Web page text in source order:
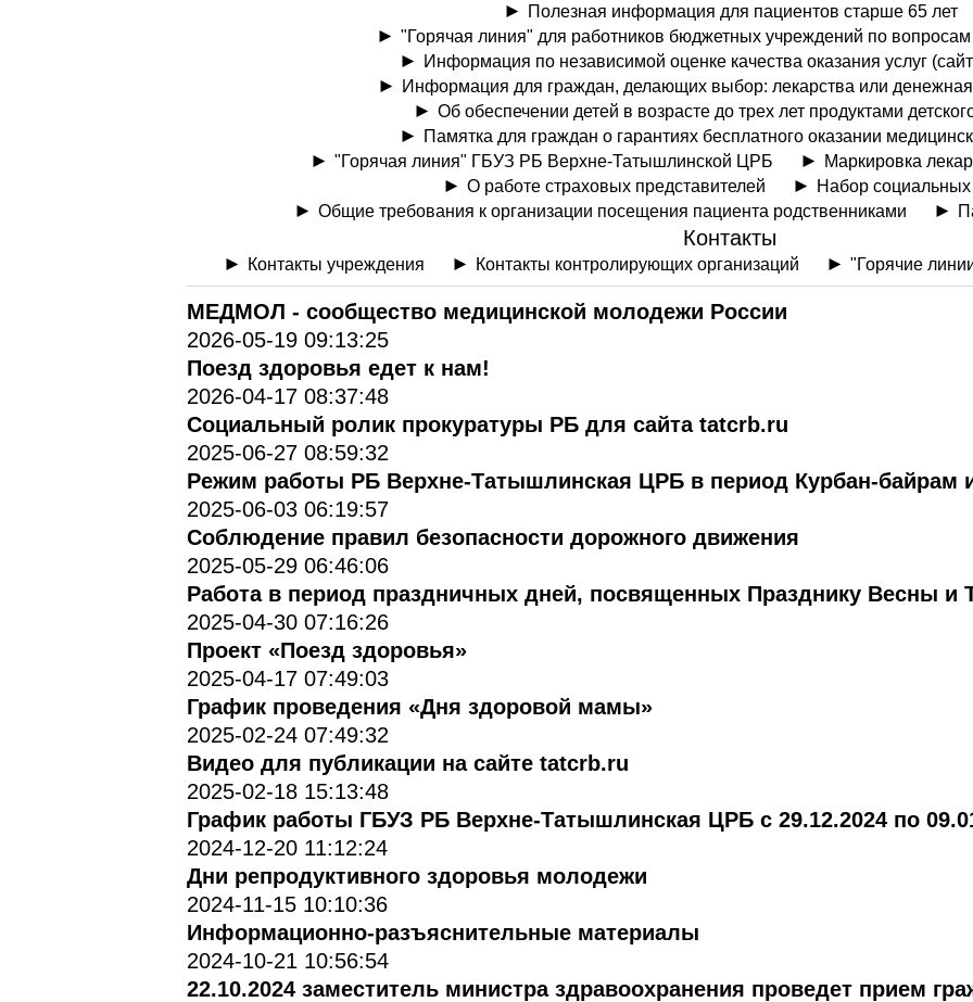
Полезная информация для пациентов старше 65 лет
"Горячая линия" для работников бюджетных учреждений по вопросам
Информация по независимой оценке качества оказания услуг
Информация для граждан, делающих выбор: лекарства или
Об обеспечении детей в возрасте до трех лет продуктами
Памятка для граждан о гарантиях бесплатного оказании
"Горячая линия" ГБУЗ РБ Верхне-Татышлинской ЦРБ
Маркировка
О работе страховых представителей
Набор социальных
Общие требования к организации посещения пациента родственниками
Контакты
Контакты учреждения Контакты контролирующих организаций "Горячие
МЕДМОЛ - cообщество медицинской молодежи России
2026-05-19 09:13:25
Поезд здоровья едет к нам!
2026-04-17 08:37:48
Социальный ролик прокуратуры РБ для сайта tatcrb.ru
2025-06-27 08:59:32
Режим работы РБ Верхне-Татышлинская ЦРБ в период Курбан-байрам
2025-06-03 06:19:57
Соблюдение правил безопасности дорожного движения
2025-05-29 06:46:06
Работа в период праздничных дней, посвященных Празднику Весны
2025-04-30 07:16:26
Проект «Поезд здоровья»
2025-04-17 07:49:03
График проведения «Дня здоровой мамы»
2025-02-24 07:49:32
Видео для публикации на сайте tatcrb.ru
2025-02-18 15:13:48
График работы ГБУЗ РБ Верхне-Татышлинская ЦРБ с 29.12.2024 по
2024-12-20 11:12:24
Дни репродуктивного здоровья молодежи
2024-11-15 10:10:36
Информационно-разъяснительные материалы
2024-10-21 10:56:54
22.10.2024 заместитель министра здравоохранения проведет прием